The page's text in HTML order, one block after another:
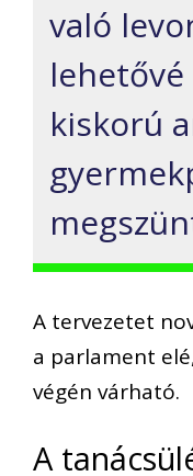
való
kiskorú
A tervezetet
a parlament
végén várható.
A